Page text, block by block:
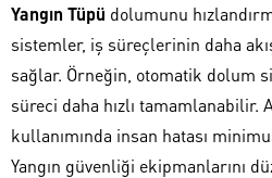
Yangın Tüpü dolumunu
sistemler, iş süreçlerinin daha
sağlar. Örneğin, otomatik dolum
süreci daha hızlı tamamlanabilir.
kullanımında insan hatası
Yangın güvenliği ekipmanlarını